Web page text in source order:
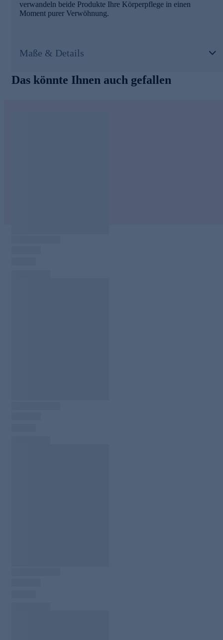
verwandeln beide Produkte Ihre Körperpflege in einen
Moment purer Verwöhnung.
Maße & Details
Das könnte Ihnen auch gefallen